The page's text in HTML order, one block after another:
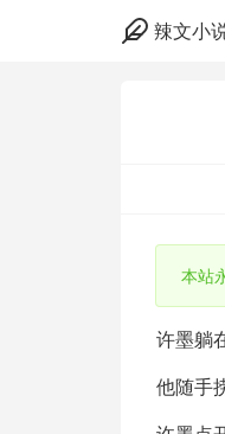
辣文小
本站
许墨躺
他随手